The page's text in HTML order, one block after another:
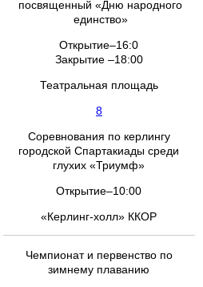
посвященный «Дню народного
единство»
Открытие–16:0
Закрытие –18:00
Театральная площадь
8
Соревнования по керлингу
городской Спартакиады среди
глухих «Триумф»
Открытие–10:00
«Керлинг-холл» ККОР
Чемпионат и первенство по
зимнему плаванию